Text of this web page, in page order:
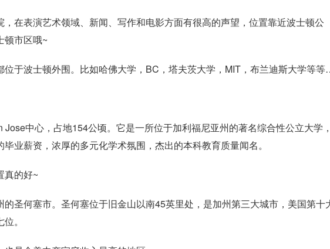
在表演艺术领域、新闻、写作和电影方面有很高的声望，位置靠近波士顿公
市区哦~
位于波士顿外围。比如哈佛大学，BC，塔夫茨大学，MIT，布兰迪斯大学等
中心，占地154公顷。它是一所位于加利福尼亚州的著名综合性公立大学
业薪资，浓厚的多元化学术氛围，杰出的本科教育质量闻名。
真的好~
圣何塞市。圣何塞位于旧金山以南45英里处，是加州第三大城市，美国第十
。